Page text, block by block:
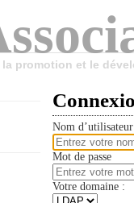
promotion et le
Nom d’utilisateur
Mot de passe
Votre domaine :